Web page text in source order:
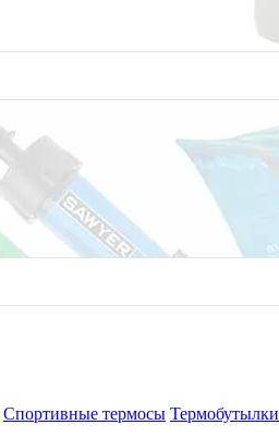
Спортивные термосы Термобутылки